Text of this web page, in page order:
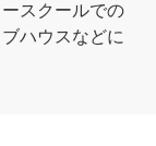
スクールでの
ハウスなどに